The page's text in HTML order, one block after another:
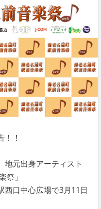
！
地元出身アーティスト
祭」
西口中心広場で3月11日